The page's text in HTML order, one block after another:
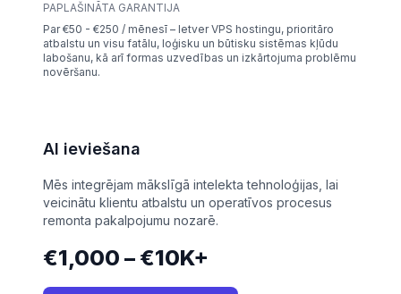
PAPLAŠINĀTA GARANTIJA
Par €50 - €250 / mēnesī – Ietver VPS hostingu, prioritāro
atbalstu un visu fatālu, loģisku un būtisku sistēmas kļūdu
labošanu, kā arī formas uzvedības un izkārtojuma problēmu
novēršanu.
AI ieviešana
Mēs integrējam mākslīgā intelekta tehnoloģijas, lai
veicinātu klientu atbalstu un operatīvos procesus
remonta pakalpojumu nozarē.
€1,000 – €10K+